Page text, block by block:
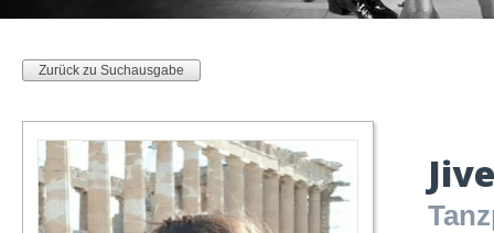
Zurück zu Suchausgabe